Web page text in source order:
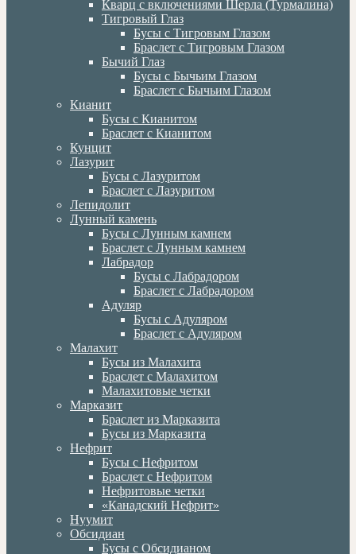
Кварц с включениями Шерла (Турмалина)
Тигровый Глаз
Бусы с Тигровым Глазом
Браслет с Тигровым Глазом
Бычий Глаз
Бусы с Бычьим Глазом
Браслет с Бычьим Глазом
Кианит
Бусы с Кианитом
Браслет с Кианитом
Кунцит
Лазурит
Бусы с Лазуритом
Браслет с Лазуритом
Лепидолит
Лунный камень
Бусы с Лунным камнем
Браслет с Лунным камнем
Лабрадор
Бусы с Лабрадором
Браслет с Лабрадором
Адуляр
Бусы с Адуляром
Браслет с Адуляром
Малахит
Бусы из Малахита
Браслет с Малахитом
Малахитовые четки
Марказит
Браслет из Марказита
Бусы из Марказита
Нефрит
Бусы с Нефритом
Браслет с Нефритом
Нефритовые четки
«Канадский Нефрит»
Нуумит
Обсидиан
Бусы с Обсидианом